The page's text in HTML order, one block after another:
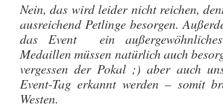
Nein, das wird leider nicht reichen,
ausreichend Petlinge besorgen.
das Event ein
Medaillen müssen natürlich auch
vergessen der Pokal ;) aber auch
Event-Tag erkannt werden – somit
Westen.